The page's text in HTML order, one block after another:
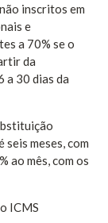
inscritos em
e
a 70% se o
da
a 30 dias da
meses, com
ao mês, com os
ICMS